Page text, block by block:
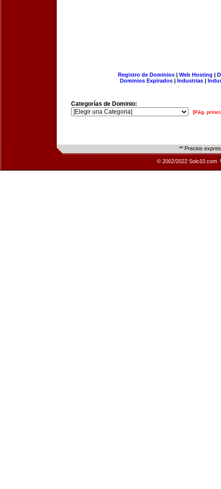
Registro de Dominios| Web Hosting |
Dominios Expirados | Industrias |
Categorías de Dominio:
[Pág.
** Precios
© 2002/2022 Solo10.com